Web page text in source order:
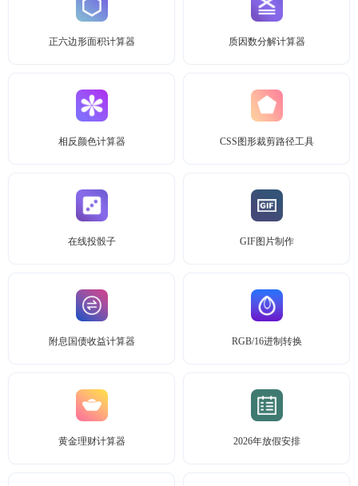
正六边形面积计算器 质因数分解计算器
相反颜色计算器 CSS图形裁剪路径工具
在线投骰子 GIF图片制作
附息国债收益计算器 RGB/16进制转换
黄金理财计算器 2026年放假安排